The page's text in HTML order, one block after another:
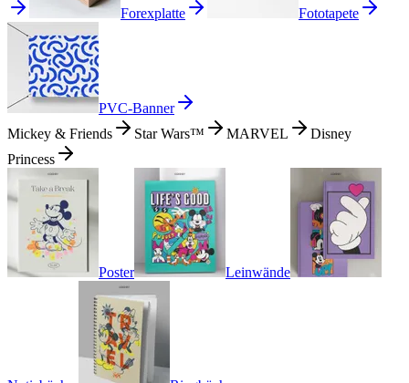
Forexplatte Fototapete
PVC-Banner
Mickey & Friends
Star Wars™ MARVEL
Disney
Princess
Poster Leinwände